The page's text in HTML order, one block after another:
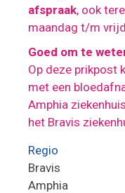
afspraak, ook
maandag t/m
Goed om te
Op deze prikpost
met een
Amphia
het Bravis
Regio
Bravis
Amphia